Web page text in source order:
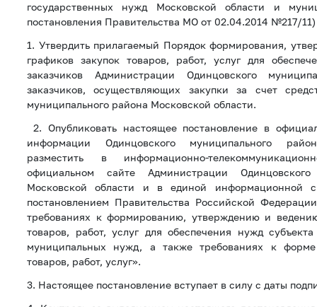
государственных нужд Московской области и
постановления Правительства МО от 02.04.2014 №217/
1. Утвердить прилагаемый Порядок формирования,
графиков закупок товаров, работ, услуг для
заказчиков Администрации Одинцовского
заказчиков, осуществляющих закупки за счет
муниципального района Московской области.
2. Опубликовать настоящее постановление в
информации Одинцовского муниципального
разместить в информационно-
официальном сайте Администрации
Московской области и в единой информационной
постановлением Правительства Российской
требованиях к формированию, утверждению и
товаров, работ, услуг для обеспечения нужд
муниципальных нужд, а также требованиях к форме
товаров, работ, услуг».
3. Настоящее постановление вступает в силу с даты